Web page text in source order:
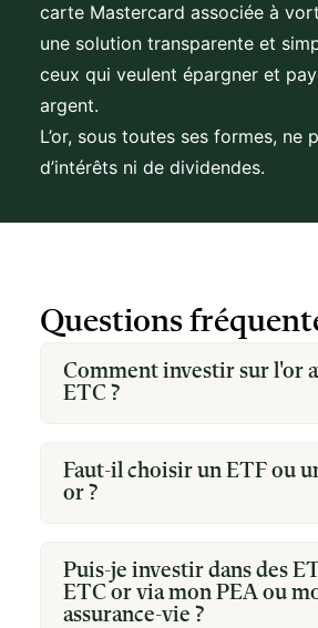
carte Mastercard associée à
une solution transparente et
ceux qui veulent épargner et
argent.
L’or, sous toutes ses formes, ne
d’intérêts ni de dividendes.
Questions
Comment investir sur l'or
ETC ?
Faut-il choisir un ETF ou
or ?
Puis-je investir dans des
ETC or via mon PEA ou
assurance-vie ?